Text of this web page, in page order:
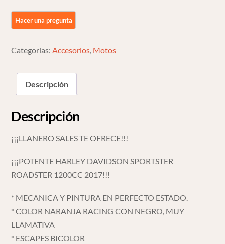
Roadster
1200cc
*478
Categorías:Accesorios, Motos
Descripción
Descripción
¡¡¡LLANERO SALES TE OFRECE!!!
¡¡¡POTENTE HARLEY DAVIDSON SPORTSTER
ROADSTER 1200CC 2017!!!
* MECANICA Y PINTURA EN PERFECTO ESTADO.
* COLOR NARANJA RACING CON NEGRO, MUY
LLAMATIVA
* ESCAPES BICOLOR